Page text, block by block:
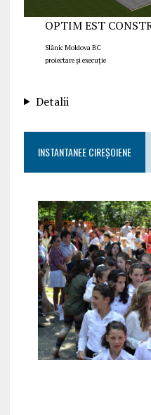
OPTIM EST
Slănic Moldova BC
proiectare și execuție
Detalii
INSTANTANEE CIREȘOIENE